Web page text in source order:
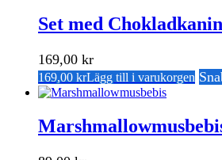
Set med
169,00 kr
169,00 krLägg till i varukorgen